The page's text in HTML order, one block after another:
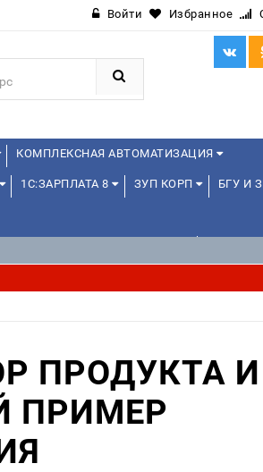
Войти Избранное
КОМПЛЕКСНАЯ АВТОМАТИЗАЦИЯ
1С:ЗАРПЛАТА 8 ЗУП КОРП БГУ И
ПРОДУКТА И
ПРИМЕР